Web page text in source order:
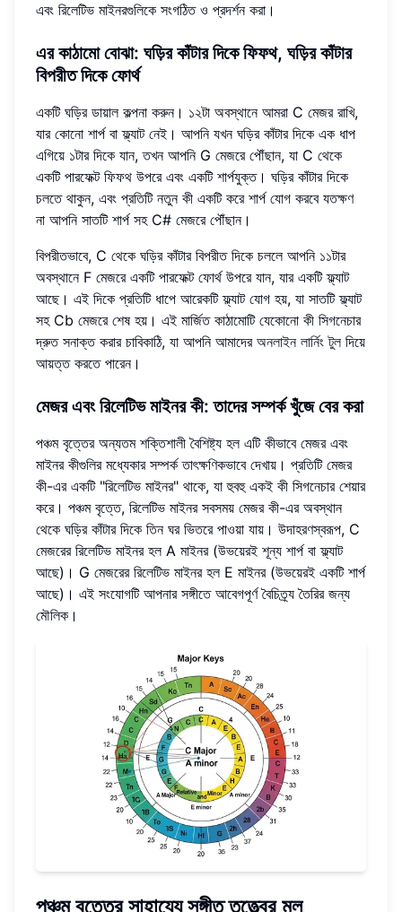
এবং রিলেটিভ মাইনরগুলিকে সংগঠিত ও প্রদর্শন করা।
এর কাঠামো বোঝা: ঘড়ির কাঁটার দিকে ফিফথ, ঘড়ির কাঁটার
বিপরীত দিকে ফোর্থ
একটি ঘড়ির ডায়াল কল্পনা করুন। ১২টা অবস্থানে আমরা C মেজর রাখি,
যার কোনো শার্প বা ফ্ল্যাট নেই। আপনি যখন ঘড়ির কাঁটার দিকে এক ধাপ
এগিয়ে ১টার দিকে যান, তখন আপনি G মেজরে পৌঁছান, যা C থেকে
একটি পারফেক্ট ফিফথ উপরে এবং একটি শার্পযুক্ত। ঘড়ির কাঁটার দিকে
চলতে থাকুন, এবং প্রতিটি নতুন কী একটি করে শার্প যোগ করবে যতক্ষণ
না আপনি সাতটি শার্প সহ C# মেজরে পৌঁছান।
বিপরীতভাবে, C থেকে ঘড়ির কাঁটার বিপরীত দিকে চললে আপনি ১১টার
অবস্থানে F মেজরে একটি পারফেক্ট ফোর্থ উপরে যান, যার একটি ফ্ল্যাট
আছে। এই দিকে প্রতিটি ধাপে আরেকটি ফ্ল্যাট যোগ হয়, যা সাতটি ফ্ল্যাট
সহ Cb মেজরে শেষ হয়। এই মার্জিত কাঠামোটি যেকোনো কী সিগনেচার
দ্রুত সনাক্ত করার চাবিকাঠি, যা আপনি আমাদের অনলাইন লার্নিং টুলদিয়ে
আয়ত্ত করতে পারেন।
মেজর এবং রিলেটিভ মাইনর কী: তাদের সম্পর্ক খুঁজে বের করা
পঞ্চম বৃত্তের অন্যতম শক্তিশালী বৈশিষ্ট্য হল এটি কীভাবে মেজর এবং
মাইনর কীগুলির মধ্যেকার সম্পর্ক তাৎক্ষণিকভাবে দেখায়। প্রতিটি মেজর
কী-এর একটি "রিলেটিভ মাইনর" থাকে, যা হুবহু একই কী সিগনেচার শেয়ার
করে। পঞ্চম বৃত্তে, রিলেটিভ মাইনর সবসময় মেজর কী-এর অবস্থান
থেকে ঘড়ির কাঁটার দিকে তিন ঘর ভিতরে পাওয়া যায়। উদাহরণস্বরূপ, C
মেজরের রিলেটিভ মাইনর হল A মাইনর (উভয়েরই শূন্য শার্প বা ফ্ল্যাট
আছে)। G মেজরের রিলেটিভ মাইনর হল E মাইনর (উভয়েরই একটি শার্প
আছে)। এই সংযোগটি আপনার সঙ্গীতে আবেগপূর্ণ বৈচিত্র্য তৈরির জন্য
মৌলিক।
পঞ্চম বৃত্তের সাহায্যেসঙ্গীত তত্ত্বের মূল